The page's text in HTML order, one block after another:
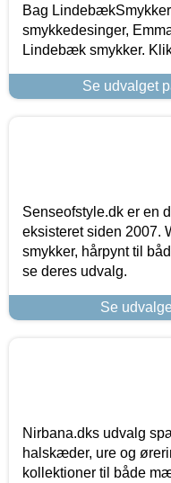
Bag
smykkedesinger,
Lindebæk smykker.
Se udvalget
Senseofstyle.dk er en
eksisteret siden 2007.
smykker, hårpynt til
se deres udvalg.
Se
Nirbana.dks udvalg
halskæder, ure og
kollektioner til både